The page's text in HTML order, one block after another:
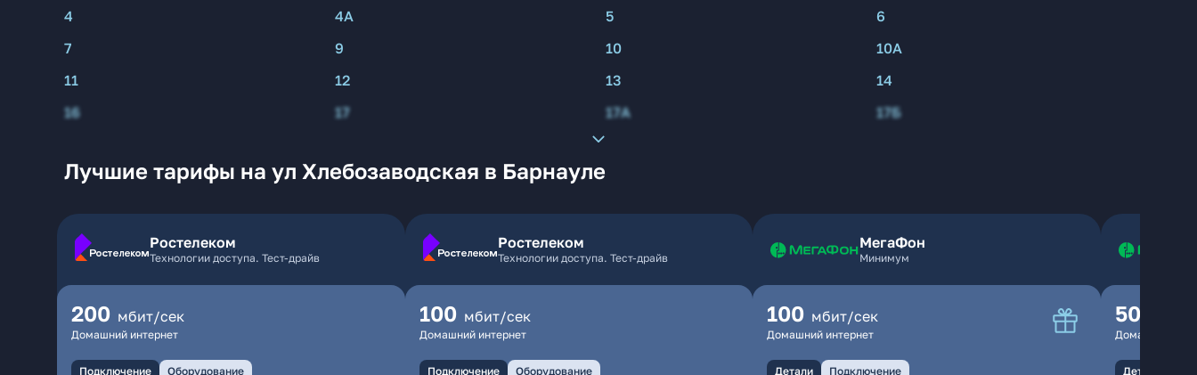
4
4А 5
6
7
9 10
10А
11
12 13
14
16
17 17А 17Б
Лучшие тарифы на ул Хлебозаводская в Барнауле
Ростелеком
Технологии доступа. Тест-драйв
200 мбит/сек
Домашний интернет
Подключение Оборудование
Ростелеком
Технологии доступа. Тест-драйв
100 мбит/сек
Домашний интернет
Подключение Оборудование
МегаФон
Минимум
100 мбит/сек
Домашний интернет
Детали Подключение
500
Домашний
Детали